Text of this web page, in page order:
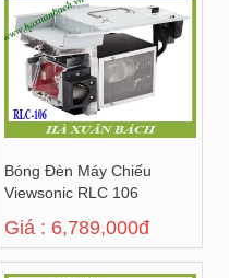
Bóng Đèn Máy Chiếu
Viewsonic RLC 106
Giá : 6,789,000đ